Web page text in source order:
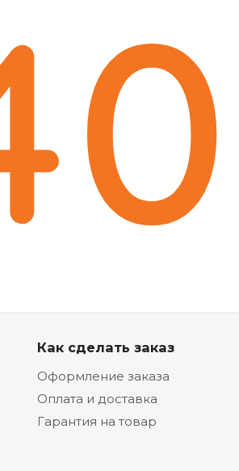
Как сделать заказ
Оформление заказа
Оплата и доставка
Гарантия на товар